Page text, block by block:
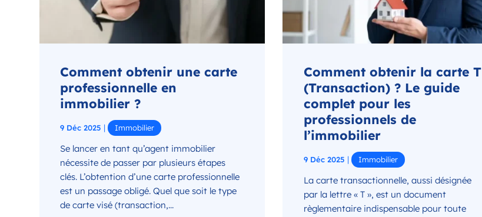
Comment obtenir une carte
professionnelle en
immobilier ?
9 Déc 2025 | Immobilier
Se lancer en tant qu’agent immobilier
nécessite de passer par plusieurs étapes
clés. L’obtention d’une carte professionnelle
est un passage obligé. Quel que soit le type
de carte visé (transaction,...
Comment obtenir la carte T
(Transaction) ? Le guide
complet pour les
professionnels de
l’immobilier
9 Déc 2025 | Immobilier
La carte transactionnelle, aussi désignée
par la lettre « T », est un document
règlementaire indispensable pour toute